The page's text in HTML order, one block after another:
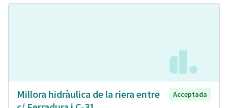
Millora hidràulica de la riera entre
Acceptada